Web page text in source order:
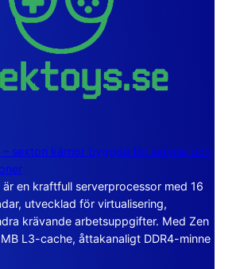
– sexton kärnor byggda för servrar och
är en kraftfull serverprocessor med 16
utvecklad för virtualisering,
krävande arbetsuppgifter. Med Zen
L3-cache, åttakanaligt DDR4-minne